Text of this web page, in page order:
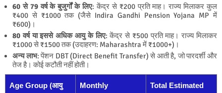
60 से 79 वर्ष के बुजुर्गों के लिए: केंद्र से ₹200 प्रति माह। राज्य मिलाकर कुल
₹400 से ₹1000 तक (जैसे Indira Gandhi Pension Yojana MP में
₹600)।
80 वर्ष या इससे अधिक आयु के लिए: केंद्र से ₹500 प्रति माह। राज्य मिलाकर
₹1000 से ₹1500 तक (उदाहरण: Maharashtra में ₹1000+)।
अन्य लाभ: पेंशन DBT (Direct Benefit Transfer) से आती है, जो पारदर्शी और
तेज है। कोई कटौती नहीं होती।
Age Group (आयु
Monthly
Total Estimated